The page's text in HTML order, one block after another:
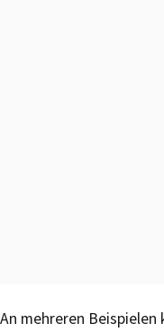
An mehreren Beispielen